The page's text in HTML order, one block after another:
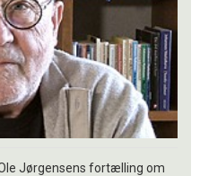
Jørgensens fortælling om